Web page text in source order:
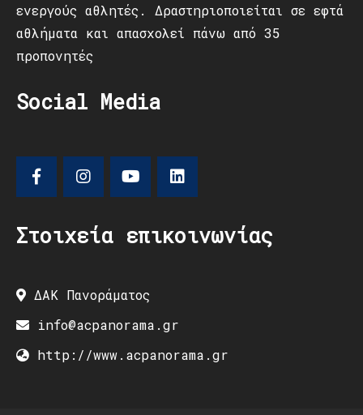
ενεργούς αθλητές. Δραστηριοποιείται σε εφτά
αθλήματα και απασχολεί πάνω από 35
προπονητές
Social Media
Στοιχεία επικοινωνίας
ΔΑΚ Πανοράματος
info@acpanorama.gr
http://www.acpanorama.gr